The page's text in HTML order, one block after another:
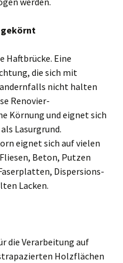
gekörnt
Haftbrücke. Eine
die sich mit
nicht halten
Renovier-
Körnung und eignet sich
Lasurgrund.
eignet sich auf vielen
Beton, Putzen
Dispersions-
Lacken.
die Verarbeitung auf
Holzflächen